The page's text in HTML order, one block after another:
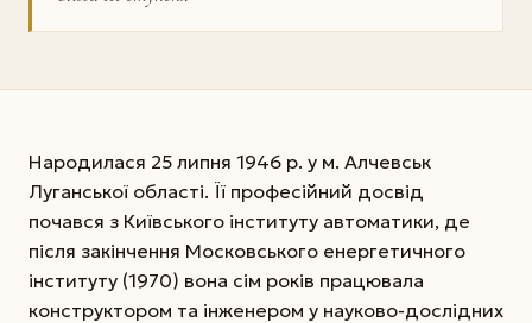
Народилася 25 липня 1946 р. у м. Алчевськ
Луганської області. Її професійний досвід
почався з Київського інституту автоматики, де
після закінчення Московського енергетичного
інституту (1970) вона сім років працювала
конструктором та інженером у науково-дослідних